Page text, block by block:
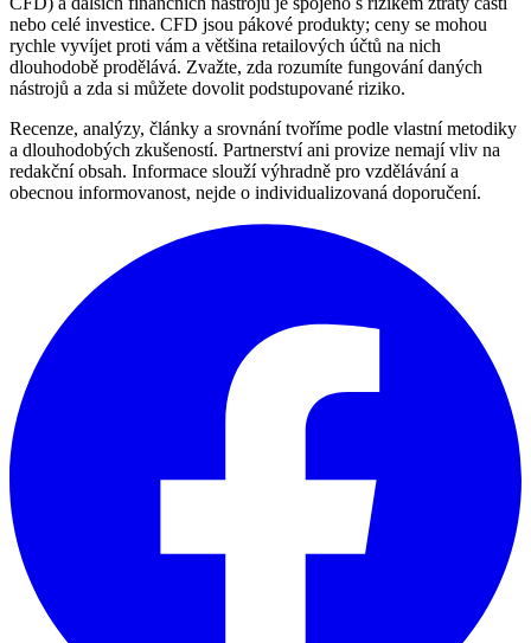
nebo celé investice. CFD jsou pákové produkty; ceny se mohou
rychle vyvíjet proti vám a většina retailových účtů na nich
dlouhodobě prodělává. Zvažte, zda rozumíte fungování daných
nástrojů a zda si můžete dovolit podstupované riziko.
Recenze, analýzy, články a srovnání tvoříme podle vlastní metodiky
a dlouhodobých zkušeností. Partnerství ani provize nemají vliv na
redakční obsah. Informace slouží výhradně pro vzdělávání a
obecnou informovanost, nejde o individualizovaná doporučení.